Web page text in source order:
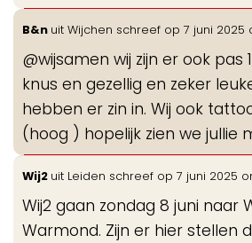
B&n uit Wijchen schreef op 7 juni 2025
@wijsamen wij zijn er ook pas
knus en gezellig en zeker
hebben er zin in. Wij ook
(hoog ) hopelijk zien we jullie
Wij2 uit Leiden schreef op 7 juni 2025
Wij2 gaan zondag 8 juni naar
Warmond. Zijn er hier stellen